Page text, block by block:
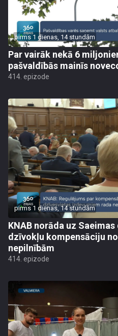
pirms 1 dienas, 14 stundām
Par vairāk nekā 6
pašvaldībās mainīs
414. epizode
pirms 1 dienas, 14 stundām
KNAB norāda uz
dzīvokļu kompensāciju
nepilnībām
414. epizode